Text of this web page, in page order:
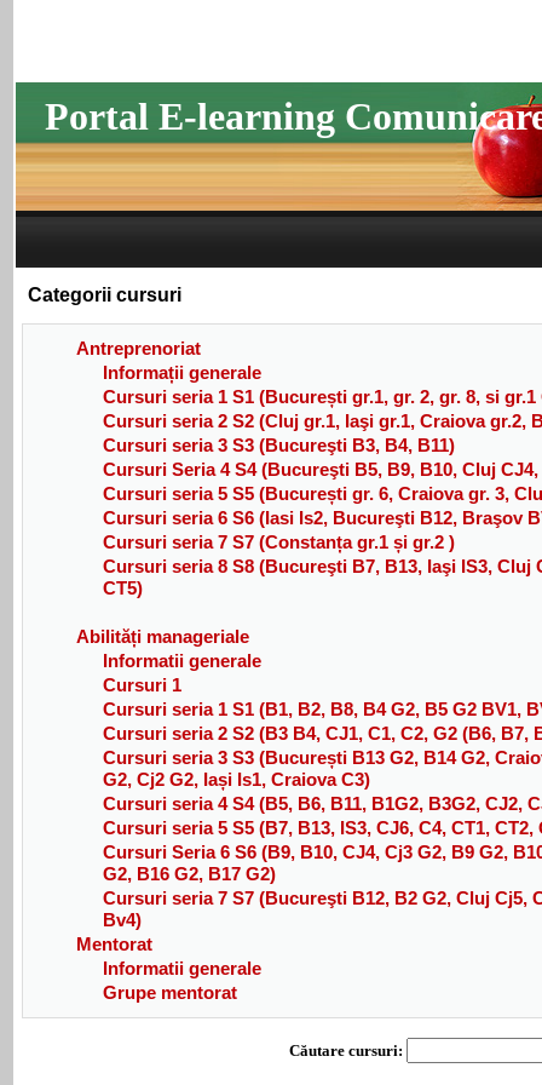
Portal E-learning
Categorii cursuri
Antreprenoriat
Informații generale
Cursuri seria 1 S1 (București gr.1, gr. 2, gr. 8, si gr.1
Cursuri seria 2 S2 (Cluj gr.1, Iaşi gr.1, Craiova gr.2,
Cursuri seria 3 S3 (Bucureşti B3, B4, B11)
Cursuri Seria 4 S4 (Bucureşti B5, B9, B10, Cluj
Cursuri seria 5 S5 (București gr. 6, Craiova gr. 3,
Cursuri seria 6 S6 (Iasi Is2, Bucureşti B12, Braşov
Cursuri seria 7 S7 (Constanța gr.1 și gr.2 )
Cursuri seria 8 S8 (Bucureşti B7, B13, Iaşi IS3, Cluj
CT5)
Abilități manageriale
Informatii generale
Cursuri 1
Cursuri seria 1 S1 (B1, B2, B8, B4 G2, B5 G2 BV1,
Cursuri seria 2 S2 (B3 B4, CJ1, C1, C2, G2 (B6, B7,
Cursuri seria 3 S3 (București B13 G2, B14 G2,
G2, Cj2 G2, Iași Is1, Craiova C3)
Cursuri seria 4 S4 (B5, B6, B11, B1G2, B3G2, CJ2,
Cursuri seria 5 S5 (B7, B13, IS3, CJ6, C4, CT1, CT2,
Cursuri Seria 6 S6 (B9, B10, CJ4, Cj3 G2, B9 G2,
G2, B16 G2, B17 G2)
Cursuri seria 7 S7 (Bucureşti B12, B2 G2, Cluj Cj5,
Bv4)
Mentorat
Informatii generale
Grupe mentorat
Căutare cursuri: